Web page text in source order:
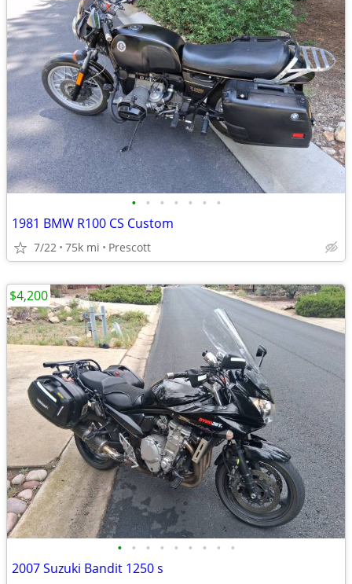
• • • • • • •
1981 BMW R100 CS Custom
7/22 75k mi Prescott
• • • • • • • • •
2007 Suzuki Bandit 1250 s
$4,200